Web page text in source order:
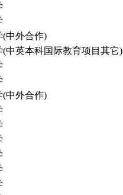
(中外合作)
(中英本科国际教育项目其它)
(中外合作)